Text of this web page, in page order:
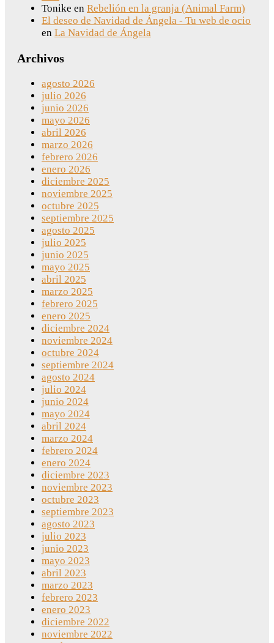
Tonike en Rebelión en la granja (Animal Farm)
El deseo de Navidad de Ángela - Tu web de ocio
en La Navidad de Ángela
Archivos
agosto 2026
julio 2026
junio 2026
mayo 2026
abril 2026
marzo 2026
febrero 2026
enero 2026
diciembre 2025
noviembre 2025
octubre 2025
septiembre 2025
agosto 2025
julio 2025
junio 2025
mayo 2025
abril 2025
marzo 2025
febrero 2025
enero 2025
diciembre 2024
noviembre 2024
octubre 2024
septiembre 2024
agosto 2024
julio 2024
junio 2024
mayo 2024
abril 2024
marzo 2024
febrero 2024
enero 2024
diciembre 2023
noviembre 2023
octubre 2023
septiembre 2023
agosto 2023
julio 2023
junio 2023
mayo 2023
abril 2023
marzo 2023
febrero 2023
enero 2023
diciembre 2022
noviembre 2022